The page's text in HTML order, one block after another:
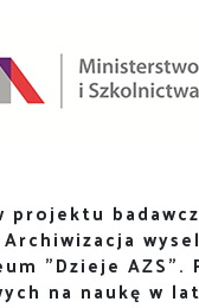
projektu
"Dzieje AZS".
na naukę w